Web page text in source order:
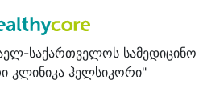
საქართველოს სამედიცინო
კლინიკა ჰელსიკორი"